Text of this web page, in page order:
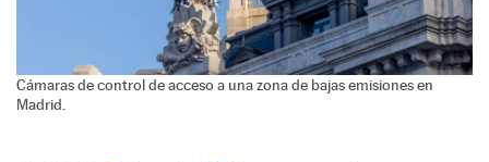
Cámaras de control de acceso a una zona de bajas emisiones en
Madrid.